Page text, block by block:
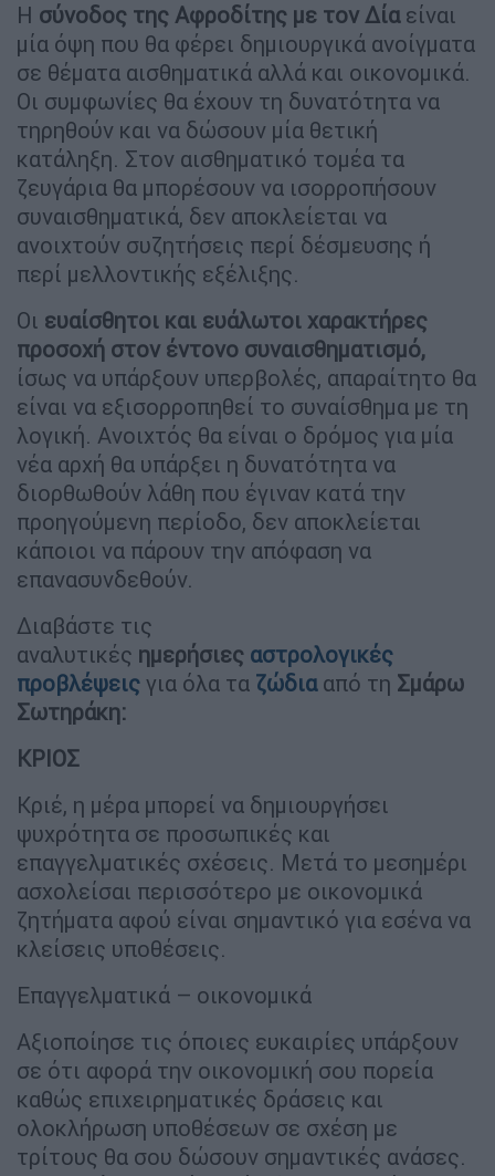
Η σύνοδος της Αφροδίτης με τον Δίαείναι
μία όψη που θα φέρει δημιουργικά ανοίγματα
σε θέματα αισθηματικά αλλά και οικονομικά.
Οι συμφωνίες θα έχουν τη δυνατότητα να
τηρηθούν και να δώσουν μία θετική
κατάληξη. Στον αισθηματικό τομέα τα
ζευγάρια θα μπορέσουν να ισορροπήσουν
συναισθηματικά, δεν αποκλείεται να
ανοιχτούν συζητήσεις περί δέσμευσης ή
περί μελλοντικής εξέλιξης.
Οι ευαίσθητοι και ευάλωτοι χαρακτήρες
προσοχή στον έντονο συναισθηματισμό,
ίσως να υπάρξουν υπερβολές, απαραίτητο θα
είναι να εξισορροπηθεί το συναίσθημα με τη
λογική. Ανοιχτός θα είναι ο δρόμος για μία
νέα αρχή θα υπάρξει η δυνατότητα να
διορθωθούν λάθη που έγιναν κατά την
προηγούμενη περίοδο, δεν αποκλείεται
κάποιοι να πάρουν την απόφαση να
επανασυνδεθούν.
Διαβάστε τις
αναλυτικές ημερήσιες αστρολογικές
προβλέψεις για όλα τα ζώδιααπό τη Σμάρω
Σωτηράκη:
ΚΡΙΟΣ
Κριέ, η μέρα μπορεί να δημιουργήσει
ψυχρότητα σε προσωπικές και
επαγγελματικές σχέσεις. Μετά το μεσημέρι
ασχολείσαι περισσότερο με οικονομικά
ζητήματα αφού είναι σημαντικό για εσένα να
κλείσεις υποθέσεις.
Επαγγελματικά – οικονομικά
Αξιοποίησε τις όποιες ευκαιρίες υπάρξουν
σε ότι αφορά την οικονομική σου πορεία
καθώς επιχειρηματικές δράσεις και
ολοκλήρωση υποθέσεων σε σχέση με
τρίτους θα σου δώσουν σημαντικές ανάσες.